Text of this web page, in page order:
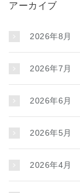
アーカイブ
2026年8月
2026年7月
2026年6月
2026年5月
2026年4月